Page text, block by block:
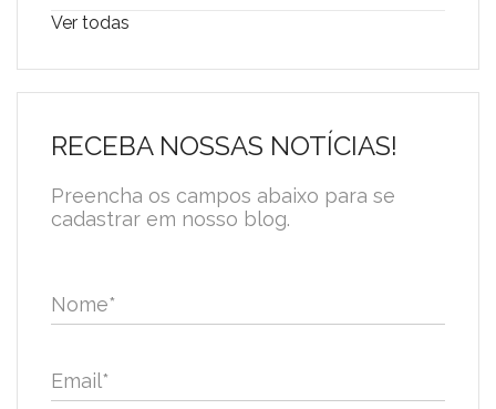
Ver todas
RECEBA NOSSAS NOTÍCIAS!
Preencha os campos abaixo para se
cadastrar em nosso blog.
Nome*
Email*